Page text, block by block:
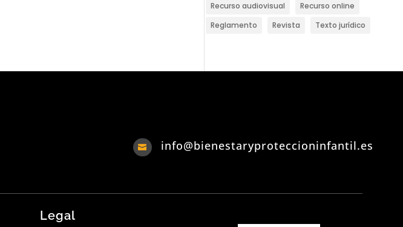
Recurso audiovisual
Recurso online
Reglamento
Revista Texto jurídico
 info@bienestaryproteccioninfantil.es
Legal